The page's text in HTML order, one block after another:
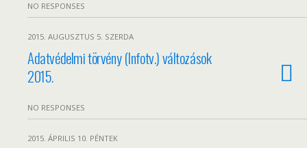
NO RESPONSES
2015. AUGUSZTUS 5. SZERDA
Adatvédelmi törvény (Infotv.) változások
2015.
NO RESPONSES
2015. ÁPRILIS 10. PÉNTEK